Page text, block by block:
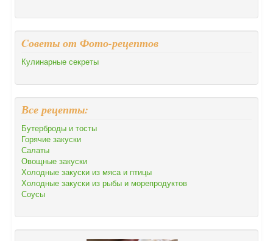
Cоветы от Фото-рецептов
Кулинарные секреты
Все рецепты:
Бутерброды и тосты
Горячие закуски
Салаты
Овощные закуски
Холодные закуски из мяса и птицы
Холодные закуски из рыбы и морепродуктов
Соусы